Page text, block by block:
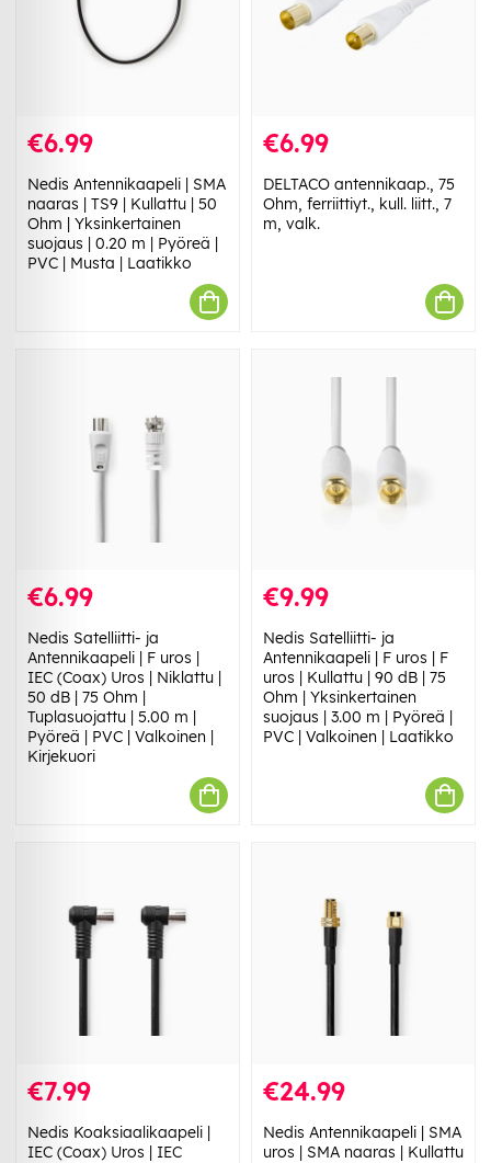
€6.99
Nedis Antennikaapeli | SMA
naaras | TS9 | Kullattu | 50
Ohm | Yksinkertainen
suojaus | 0.20 m | Pyöreä |
PVC | Musta | Laatikko
€6.99
DELTACO antennikaap., 75
Ohm, ferriittiyt., kull. liitt., 7
m, valk.
€6.99
Nedis Satelliitti- ja
Antennikaapeli | F uros |
IEC (Coax) Uros | Niklattu |
50 dB | 75 Ohm |
Tuplasuojattu | 5.00 m |
Pyöreä | PVC | Valkoinen |
Kirjekuori
€9.99
Nedis Satelliitti- ja
Antennikaapeli | F uros | F
uros | Kullattu | 90 dB | 75
Ohm | Yksinkertainen
suojaus | 3.00 m | Pyöreä |
PVC | Valkoinen | Laatikko
€7.99
Nedis Koaksiaalikaapeli |
IEC (Coax) Uros | IEC
€24.99
Nedis Antennikaapeli | SMA
uros | SMA naaras | Kullattu